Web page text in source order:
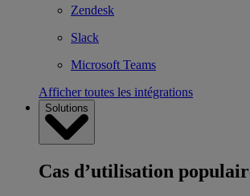
Zendesk
Slack
Microsoft Teams
Afficher toutes les intégrations
Solutions
Cas d’utilisation